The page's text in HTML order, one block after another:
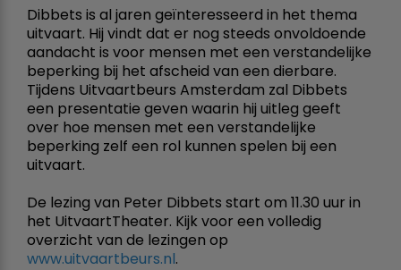
Dibbets is al jaren geïnteresseerd in het thema
uitvaart. Hij vindt dat er nog steeds onvoldoende
aandacht is voor mensen met een verstandelijke
beperking bij het afscheid van een dierbare.
Tijdens Uitvaartbeurs Amsterdam zal Dibbets
een presentatie geven waarin hij uitleg geeft
over hoe mensen met een verstandelijke
beperking zelf een rol kunnen spelen bij een
uitvaart.
De lezing van Peter Dibbets start om 11.30 uur in
het UitvaartTheater. Kijk voor een volledig
overzicht van de lezingen op
www.uitvaartbeurs.nl.